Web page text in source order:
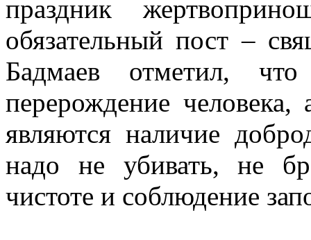
праздник
обязательный пост –
Бадмаев отметил,
перерождение
являются наличие
надо не убивать, не
чистоте и соблюдение